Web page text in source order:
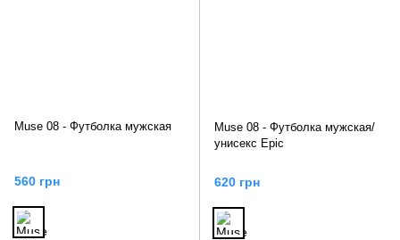
Muse 08 - Футболка мужская
560 грн
Muse 08 - Футболка мужская/
унисекс Epic
620 грн